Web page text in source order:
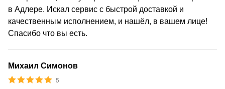
в Адлере. Искал сервис с быстрой доставкой и
качественным исполнением, и нашёл, в вашем лице!
Спасибо что вы есть.
Михаил Симонов
5